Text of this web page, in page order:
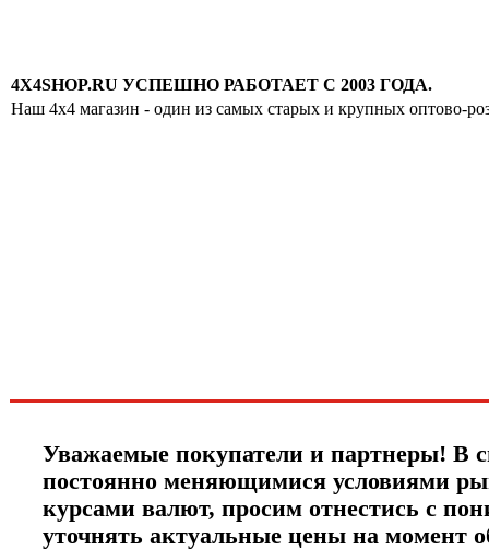
4X4SHOP.RU УСПЕШНО РАБОТАЕТ С 2003 ГОДА.
Наш 4x4 магазин - один из самых старых и крупных оптово-
Уважаемые покупатели и партнеры! В
постоянно меняющимися условиями
курсами валют, просим отнестись с
уточнять актуальные цены на момент